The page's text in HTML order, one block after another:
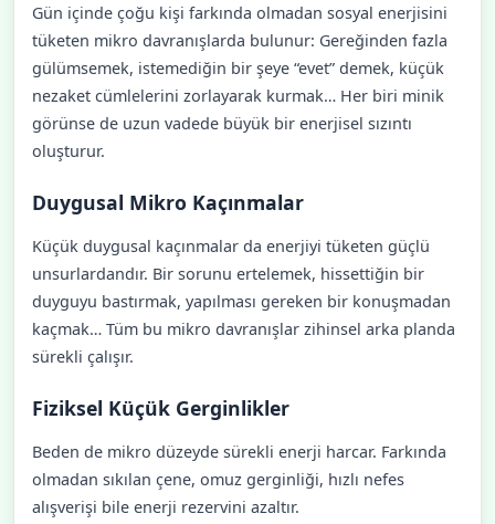
Gün içinde çoğu kişi farkında olmadan sosyal enerjisini
tüketen mikro davranışlarda bulunur: Gereğinden fazla
gülümsemek, istemediğin bir şeye “evet” demek, küçük
nezaket cümlelerini zorlayarak kurmak… Her biri minik
görünse de uzun vadede büyük bir enerjisel sızıntı
oluşturur.
Duygusal Mikro Kaçınmalar
Küçük duygusal kaçınmalar da enerjiyi tüketen güçlü
unsurlardandır. Bir sorunu ertelemek, hissettiğin bir
duyguyu bastırmak, yapılması gereken bir konuşmadan
kaçmak… Tüm bu mikro davranışlar zihinsel arka planda
sürekli çalışır.
Fiziksel Küçük Gerginlikler
Beden de mikro düzeyde sürekli enerji harcar. Farkında
olmadan sıkılan çene, omuz gerginliği, hızlı nefes
alışverişi bile enerji rezervini azaltır.